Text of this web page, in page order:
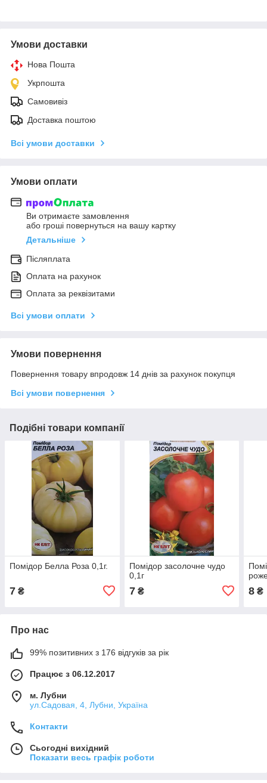
Умови доставки
Нова Пошта
Укрпошта
Самовивіз
Доставка поштою
Всі умови доставки
Умови оплати
Ви отримаєте замовлення
або гроші повернуться на вашу картку
Детальніше
Післяплата
Оплата на рахунок
Оплата за реквізитами
Всі умови оплати
Умови повернення
Повернення товару впродовж 14 днів за рахунок покупця
Всі умови повернення
Подібні товари компанії
Помідор Белла Роза 0,1г.
7 ₴
Помідор засолочне чудо
0,1г
7₴ 8 ₴
Про нас
99% позитивних з 176 відгуків за рік
Працює з 06.12.2017
м. Лубни
ул.Садовая, 4, Лубни, Україна
Контакти
Сьогодні вихідний
Показати весь графік роботи